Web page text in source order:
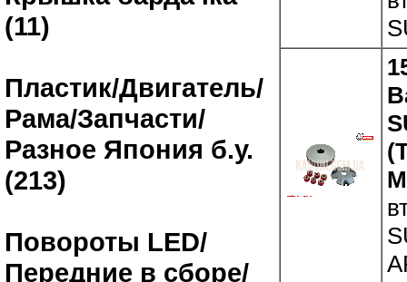
(11)
Пластик/Двигатель/
Рама/Запчасти/
Разное Япония б.у.
(213)
Повороты LED/
Передние в сборе/